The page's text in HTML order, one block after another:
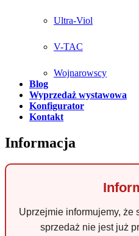
Ultra-Viol
V-TAC
Wojnarowscy
Blog
Wyprzedaż wystawowa
Konfigurator
Kontakt
Informacja
Uprzejmie informujemy, że
sprzedaż nie jest już